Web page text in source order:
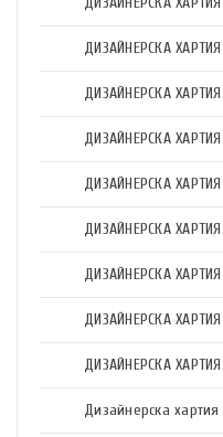
ДИЗАЙНЕРСКА
ДИЗАЙНЕРСКА ХАРТИЯ
ДИЗАЙНЕРСКА
ДИЗАЙНЕРСКА
ДИЗАЙНЕРСКА ХАРТИЯ
ДИЗАЙНЕРСКА ХАРТИЯ
ДИЗАЙНЕРСКА ХАРТИЯ
ДИЗАЙНЕРСКА
Дизайнерска